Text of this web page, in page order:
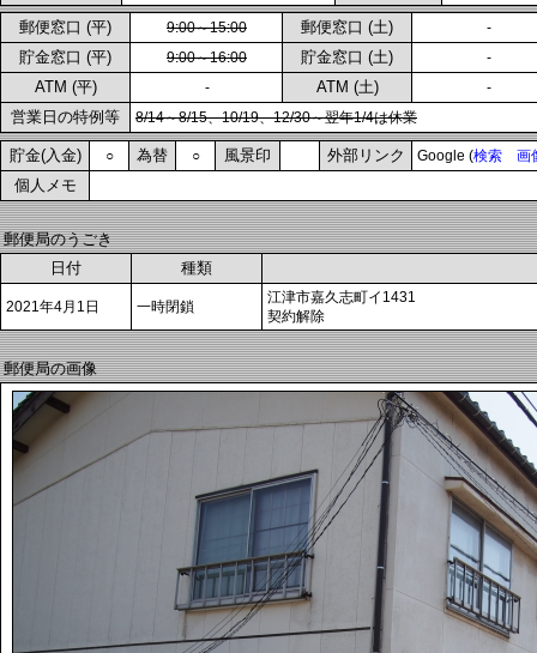
郵便窓口 (平) 9:00～15:00 郵便窓口 (土) -
貯金窓口 (平) 9:00～16:00 貯金窓口 (土) -
ATM (平) - ATM (土) -
営業日の特例等 8/14～8/15、10/19、12/30～翌年1/4は休業
貯金(入金) ○ 為替 ○ 風景印 外部リンク Google (検索 画
個人メモ
郵便局のうごき
日付
種類
2021年4月1日 一時閉鎖
江津市嘉久志町イ1431
契約解除
郵便局の画像